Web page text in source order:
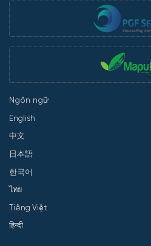
Ngôn ngữ
English
中文
日本語
한국어
ไทย
Tiếng Việt
हिन्दी